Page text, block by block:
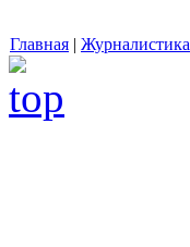
Главная | Журналистика